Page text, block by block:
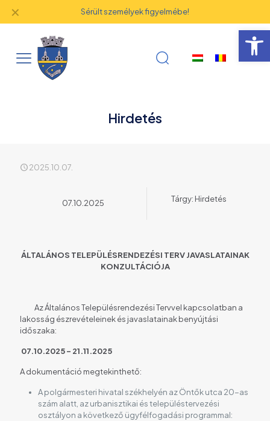
Sérült személyek figyelmébe!
✕
Hirdetés
2025.10.07.
07.10.2025 Tárgy: Hirdetés
ÁLTALÁNOS TELEPÜLÉSRENDEZÉSI TERV JAVASLATAINAK
KONZULTÁCIÓJA
Az Általános Településrendezési Tervvel kapcsolatban a
lakosság észrevételeinek és javaslatainak benyújtási
időszaka:
07.10.2025 - 21.11.2025
A dokumentáció megtekinthető:
A polgármesteri hivatal székhelyén az Öntők utca 20-as
szám alatt, az urbanisztikai és településtervezési
osztályon a következő ügyfélfogadási programmal: